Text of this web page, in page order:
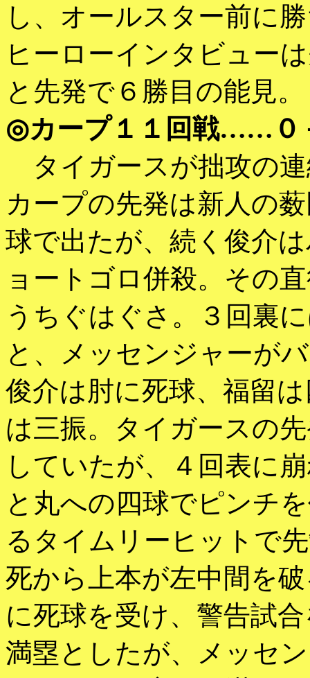
し、オールスター前に
ヒーローインタビュー
と先発で６勝目の能見。
◎カープ１１回戦……０
タイガースが拙攻の
カープの先発は新人の
球で出たが、続く俊介
ョートゴロ併殺。その
うちぐはぐさ。３回裏
と、メッセンジャーが
俊介は肘に死球、福留
は三振。タイガースの
していたが、４回表に
と丸への四球でピンチ
るタイムリーヒットで
死から上本が左中間を
に死球を受け、警告試
満塁としたが、メッセ